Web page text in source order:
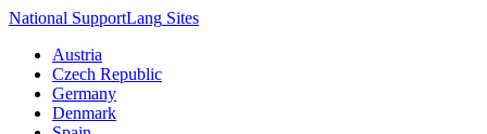
National SupportLang Sites
Austria
Czech Republic
Germany
Denmark